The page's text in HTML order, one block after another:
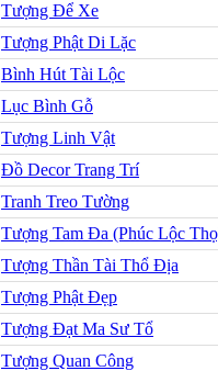
Tượng Để Xe
Tượng Phật Di Lặc
Bình Hút Tài Lộc
Lục Bình Gỗ
Tượng Linh Vật
Đồ Decor Trang Trí
Tranh Treo Tường
Tượng Tam Đa (Phúc Lộc
Tượng Thần Tài Thổ Địa
Tượng Phật Đẹp
Tượng Đạt Ma Sư Tổ
Tượng Quan Công